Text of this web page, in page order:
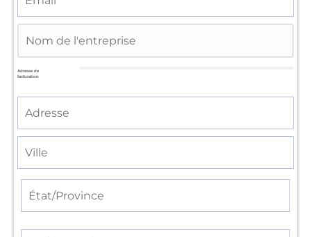
Adresse de
facturation